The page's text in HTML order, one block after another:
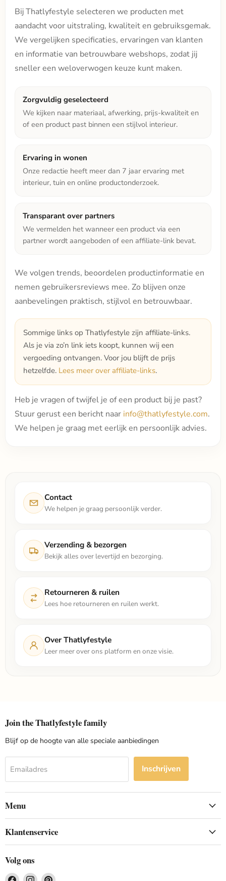
Bij Thatlyfestyle selecteren we producten met
aandacht voor uitstraling, kwaliteit en gebruiksgemak.
We vergelijken specificaties, ervaringen van klanten
en informatie van betrouwbare webshops, zodat jij
sneller een weloverwogen keuze kunt maken.
Zorgvuldig geselecteerd
We kijken naar materiaal, afwerking, prijs-kwaliteit en
of een product past binnen een stijlvol interieur.
Ervaring in wonen
Onze redactie heeft meer dan 7 jaar ervaring met
interieur, tuin en online productonderzoek.
Transparant over partners
We vermelden het wanneer een product via een
partner wordt aangeboden of een affiliate-link bevat.
We volgen trends, beoordelen productinformatie en
nemen gebruikersreviews mee. Zo blijven onze
aanbevelingen praktisch, stijlvol en betrouwbaar.
Sommige links op Thatlyfestyle zijn affiliate-links.
Als je via zo’n link iets koopt, kunnen wij een
vergoeding ontvangen. Voor jou blijft de prijs
hetzelfde. Lees meer over affiliate-links.
Heb je vragen of twijfel je of een product bij je past?
Stuur gerust een bericht naar info@thatlyfestyle.com.
We helpen je graag met eerlijk en persoonlijk advies.
Contact
We helpen je graag persoonlijk verder.
Verzending & bezorgen
Bekijk alles over levertijd en bezorging.
Retourneren & ruilen
Lees hoe retourneren en ruilen werkt.
Over Thatlyfestyle
Leer meer over ons platform en onze visie.
Join the Thatlyfestyle family
Blijf op de hoogte van alle speciale aanbiedingen
Emailadres Inschrijven
Menu
Klantenservice
Volg ons
Vind Vind Vind